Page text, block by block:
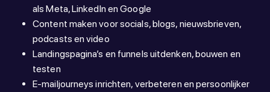
als Meta, LinkedIn en Google
Content maken voor socials, blogs, nieuwsbrieven,
podcasts en video
Landingspagina’s en funnels uitdenken, bouwen en
testen
E-mailjourneys inrichten, verbeteren en persoonlijker